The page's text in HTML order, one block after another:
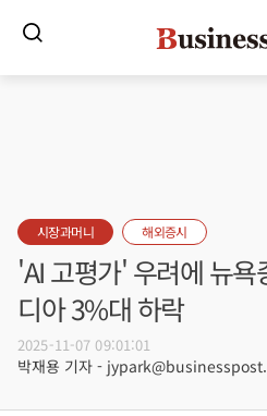
시장과머니 해외증시
'AI 고평가' 우려에 뉴욕
디아 3%대 하락
2025-11-07 09:01:01
박재용 기자 -